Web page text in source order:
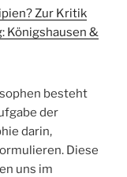
Zur Kritik
Königshausen &
besteht
der
darin,
Diese
uns im